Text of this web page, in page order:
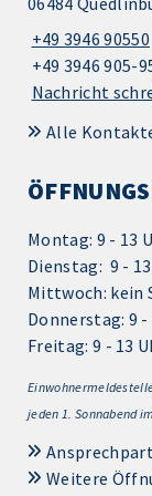
+49 3946 90550
+49 3946 905-
Nachricht
Alle
Montag: 9 - 13
Dienstag: 9 -
Mittwoch: kein
Donnerstag: 9 -
Freitag: 9 - 13
jeden 1. Sonnabend
Weitere